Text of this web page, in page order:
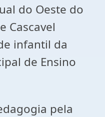
do Oeste do
Cascavel
infantil da
de Ensino
pela